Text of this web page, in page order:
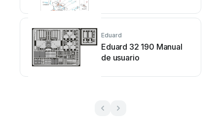
Eduard
Eduard 32 190 Manual
de usuario